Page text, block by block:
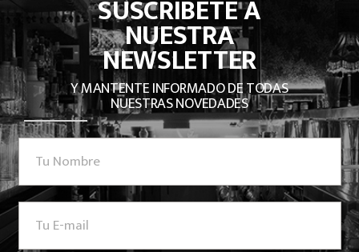
SUSCRÍBETE A
NUESTRA
NEWSLETTER
Y MANTENTE INFORMADO DE TODAS
NUESTRAS NOVEDADES